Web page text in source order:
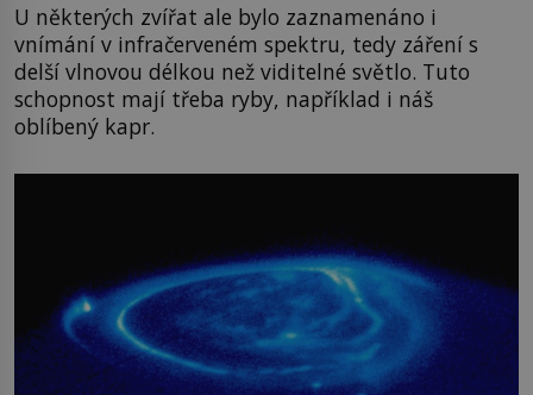
U některých zvířat ale bylo zaznamenáno i
vnímání v infračerveném spektru, tedy záření s
delší vlnovou délkou než viditelné světlo. Tuto
schopnost mají třeba ryby, například i náš
oblíbený kapr.